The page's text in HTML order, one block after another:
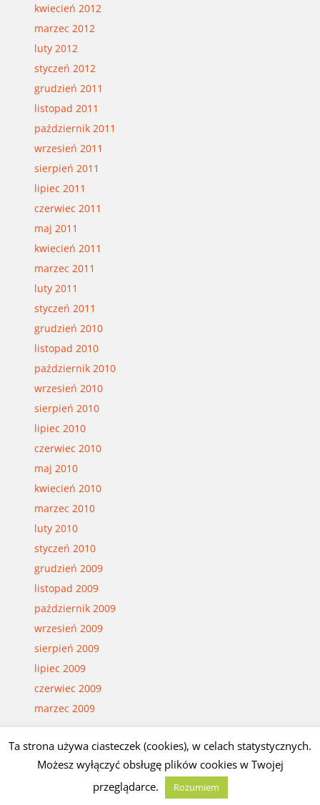
kwiecień 2012
marzec 2012
luty 2012
styczeń 2012
grudzień 2011
listopad 2011
październik 2011
wrzesień 2011
sierpień 2011
lipiec 2011
czerwiec 2011
maj 2011
kwiecień 2011
marzec 2011
luty 2011
styczeń 2011
grudzień 2010
listopad 2010
październik 2010
wrzesień 2010
sierpień 2010
lipiec 2010
czerwiec 2010
maj 2010
kwiecień 2010
marzec 2010
luty 2010
styczeń 2010
grudzień 2009
listopad 2009
październik 2009
wrzesień 2009
sierpień 2009
lipiec 2009
czerwiec 2009
marzec 2009
© Czesław Białczyński
Ta strona używa ciasteczek (cookies), w celach statystycznych.
Możesz wyłączyć obsługę plików cookies w Twojej
przeglądarce.
Rozumiem